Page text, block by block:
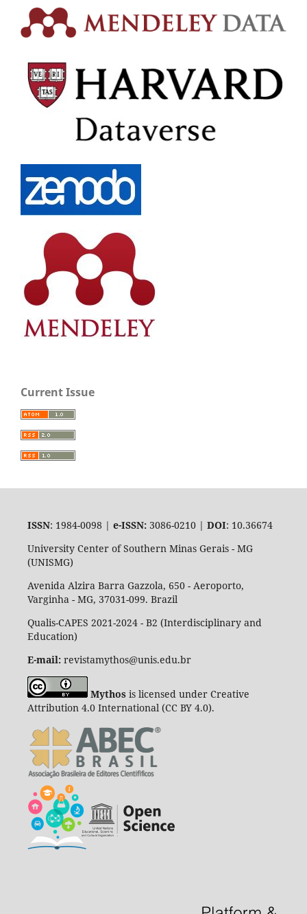
Current Issue
ISSN: 1984-0098 | e-ISSN:3086-0210 | DOI: 10.36674
University Center of Southern Minas Gerais - MG
(UNISMG)
Avenida Alzira Barra Gazzola, 650 - Aeroporto,
Varginha - MG, 37031-099. Brazil
Qualis-CAPES 2021-2024 - B2 (Interdisciplinary and
Education)
E-mail:revistamythos@unis.edu.br
Mythosis licensed under Creative
Attribution 4.0 International (CC BY 4.0).